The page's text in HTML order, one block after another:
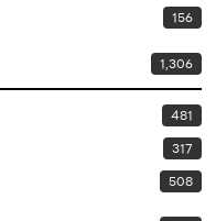
156
1,306
481
317
508